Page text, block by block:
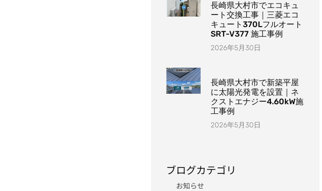
長崎県大村市でエコキュ
ート交換工事｜三菱エコ
キュート370Lフルオート
SRT-V377 施工事例
2026年5月30日
長崎県大村市で新築平屋
に太陽光発電を設置｜ネ
クストエナジー4.60kW施
工事例
2026年5月30日
ブログカテゴリ
お知らせ